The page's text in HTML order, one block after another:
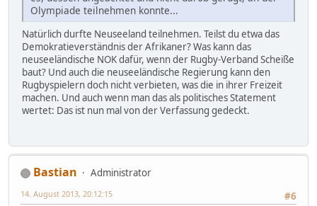
Olympiade teilnehmen konnte...
Natürlich durfte Neuseeland teilnehmen. Teilst du etwa das
Demokratieverständnis der Afrikaner? Was kann das
neuseeländische NOK dafür, wenn der Rugby-Verband Scheiße
baut? Und auch die neuseeländische Regierung kann den
Rugbyspielern doch nicht verbieten, was die in ihrer Freizeit
machen. Und auch wenn man das als politisches Statement
wertet: Das ist nun mal von der Verfassung gedeckt.
Bastian
Administrator
#6
14. August 2013, 20:12:15